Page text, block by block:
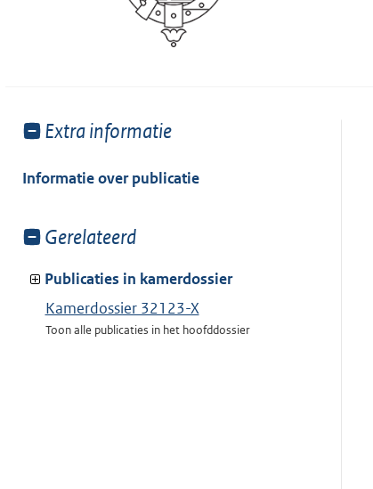
Toon
van:
Extra informatie
Informatie over publicatie
Toon
van:
Gerelateerd
Publicaties in kamerdossier
Kamerdossier 32123-X
Toon alle publicaties in het hoofddossier